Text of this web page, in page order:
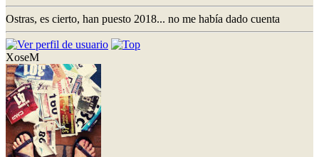
Ostras, es cierto, han puesto 2018... no me había dado cuenta
XoseM